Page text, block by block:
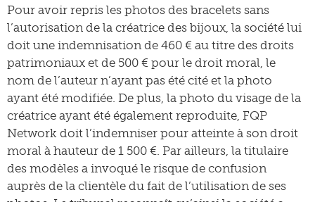
Pour avoir repris les photos des bracelets sans
l’autorisation de la créatrice des bijoux, la société lui
doit une indemnisation de 460 € au titre des droits
patrimoniaux et de 500 € pour le droit moral, le
nom de l’auteur n’ayant pas été cité et la photo
ayant été modifiée. De plus, la photo du visage de la
créatrice ayant été également reproduite, FQP
Network doit l’indemniser pour atteinte à son droit
moral à hauteur de 1 500 €. Par ailleurs, la titulaire
des modèles a invoqué le risque de confusion
auprès de la clientèle du fait de l’utilisation de ses